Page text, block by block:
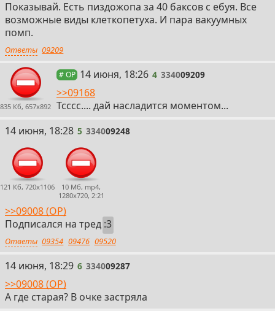
Показывай. Есть пиздожопа за 40 баксов с ебуя. Все
возможные виды клеткопетуха. И пара вакуумных
помп.
Ответы 09209
835 Кб, 657x892
# OP 4
14 июня, 18:26 4 334009209
>>09168
Тсссс.... дай насладится моментом...
5
14 июня, 18:28 5 334009248
121 Кб, 720x1106
10 Мб, mp4,
1280x720, 2:21
>>09008 (OP)
Подписался на тред :3
Ответы 09354 09476 09520
6
14 июня, 18:29 6 334009287
>>09008 (OP)
А где старая? В очке застряла